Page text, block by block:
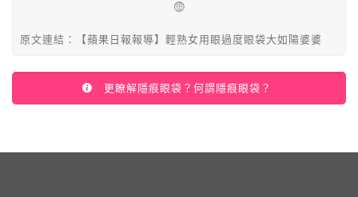
原文連結：【蘋果日報報導】輕熟女用眼過度眼袋大如陽婆婆
更瞭解隱痕眼袋？何謂隱痕眼袋？